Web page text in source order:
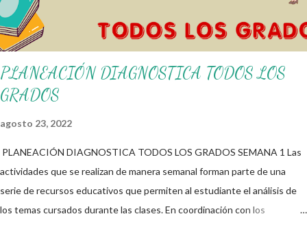
PLANEACIÓN DIAGNOSTICA TODOS LOS
GRADOS
agosto 23, 2022
PLANEACIÓN DIAGNOSTICA TODOS LOS GRADOS SEMANA 1 Las
actividades que se realizan de manera semanal forman parte de una
serie de recursos educativos que permiten al estudiante el análisis de
los temas cursados durante las clases. En coordinación con los